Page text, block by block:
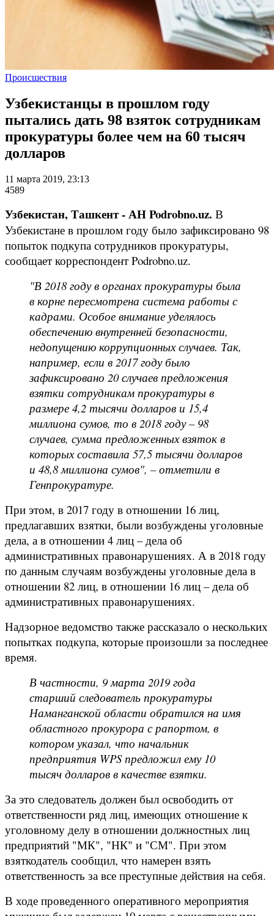
Происшествия
Узбекистанцы в прошлом году
пытались дать 98 взяток сотрудникам
прокуратуры более чем на 60 тысяч
долларов
11 марта 2019, 23:13
4589
Узбекистан, Ташкент - АН Podrobno.uz. В
Узбекистане в прошлом году было зафиксировано 98
попыток подкупа сотрудников прокуратуры,
сообщает корреспондент Podrobno.uz.
"В 2018 году в органах прокуратуры была
в корне пересмотрена система работы с
кадрами. Особое внимание уделялось
обеспечению внутренней безопасности,
недопущению коррупционных случаев. Так,
например, если в 2017 году было
зафиксировано 20 случаев предложения
взятки сотрудникам прокуратуры в
размере 4,2 тысячи долларов и 15,4
миллиона сумов, то в 2018 году – 98
случаев, сумма предложенных взяток в
которых составила 57,5 тысячи долларов
и 48,8 миллиона сумов", – отметили в
Генпрокуратуре.
При этом, в 2017 году в отношении 16 лиц,
предлагавших взятки, были возбуждены уголовные
дела, а в отношении 4 лиц – дела об
административных правонарушениях. А в 2018 году
по данным случаям возбуждены уголовные дела в
отношении 82 лиц, в отношении 16 лиц – дела об
административных правонарушениях.
Надзорное ведомство также рассказало о нескольких
попытках подкупа, которые произошли за последнее
время.
В частности, 9 марта 2019 года
старший следователь прокуратуры
Наманганской области обратился на имя
областного прокурора с рапортом, в
котором указал, что начальник
предприятия WPS предложил ему 10
тысяч долларов в качестве взятки.
За это следователь должен был освободить от
ответственности ряд лиц, имеющих отношение к
уголовному делу в отношении должностных лиц
предприятий "МК", "НК" и "СМ". При этом
взяткодатель сообщил, что намерен взять
ответственность за все преступные действия на себя.
В ходе проведенного оперативного мероприятия